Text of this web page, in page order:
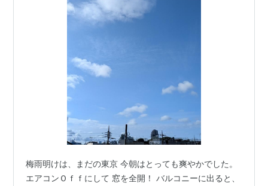
動植物 ) 【ゆめぴりか
試験場により育成されたイネの品種。2008年に北海道
の優良品種として採用された極良食味米である。
「おぼろづき」、「ほしのゆめ」に比べ収量性が高く。
耐冷性は対照品種に比べてやや劣るが、粒厚・粒重に優
るため、冷害時も稔実粒数の不足を補えると予想され、
対照品種並の収量を確保できると考えられる。
形態的特性
梅雨明けは、まだの東京 今朝はとっても爽やかでした。
エアコンＯｆｆにして 窓を全開！ バルコニーに出ると、